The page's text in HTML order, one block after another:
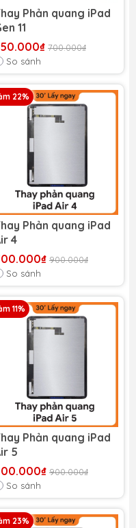
Phản quang iPad
11
700.000₫
So sánh
22%
Phản quang iPad
4
900.000₫
So sánh
11%
Phản quang iPad
5
900.000₫
So sánh
23%